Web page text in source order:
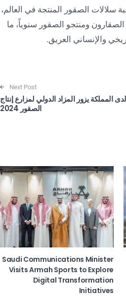
الصقور، على مدى 20 يوماً، ويجمع نُخبة سلالات الصقور المنتجة في العالم،
ومنتجو الصقور سنوياً، ما
والإنساني العريق.
Next Post
المملكة يزور المزاد الدولي لمزارع إنتاج
الصقور 2024
Saudi Communications Minister
Visits Armah Sports to Explore
Digital Transformation
Initiatives